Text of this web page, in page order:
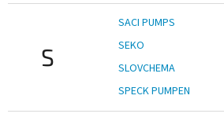
S
SACI PUMPS
SEKO
SLOVCHEMA
SPECK PUMPEN